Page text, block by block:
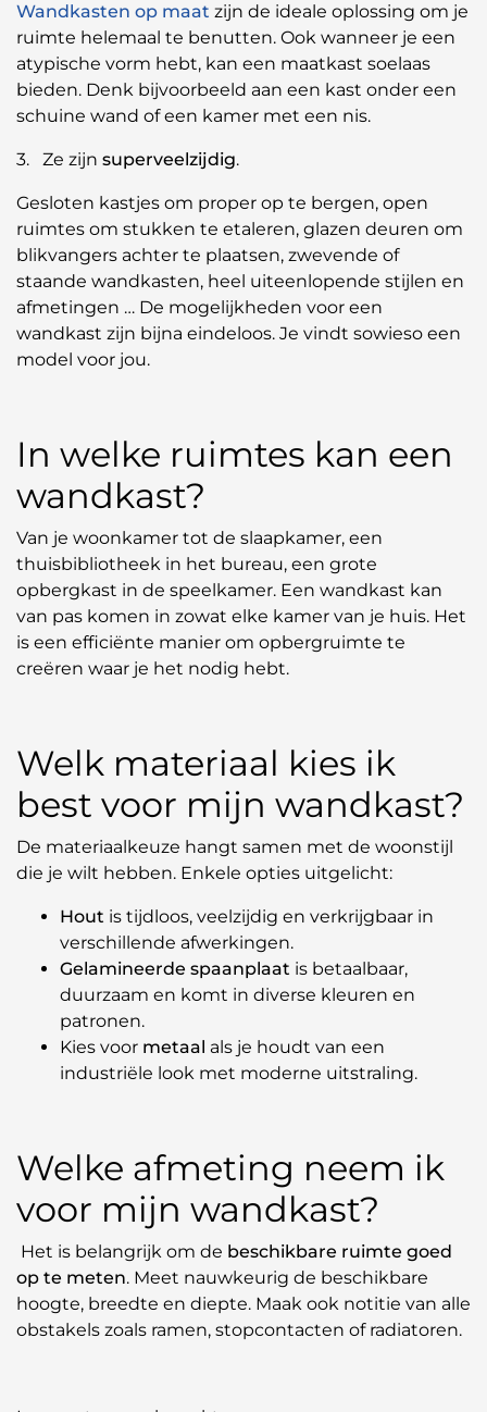
Wandkasten op maat zijn de ideale oplossing om je
ruimte helemaal te benutten. Ook wanneer je een
atypische vorm hebt, kan een maatkast soelaas
bieden. Denk bijvoorbeeld aan een kast onder een
schuine wand of een kamer met een nis.
3. Ze zijn superveelzijdig.
Gesloten kastjes om proper op te bergen, open
ruimtes om stukken te etaleren, glazen deuren om
blikvangers achter te plaatsen, zwevende of
staande wandkasten, heel uiteenlopende stijlen en
afmetingen … De mogelijkheden voor een
wandkast zijn bijna eindeloos. Je vindt sowieso een
model voor jou.
In welke ruimtes kan een
wandkast?
Van je woonkamer tot de slaapkamer, een
thuisbibliotheek in het bureau, een grote
opbergkast in de speelkamer. Een wandkast kan
van pas komen in zowat elke kamer van je huis. Het
is een efficiënte manier om opbergruimte te
creëren waar je het nodig hebt.
Welk materiaal kies ik
best voor mijn wandkast?
De materiaalkeuze hangt samen met de woonstijl
die je wilt hebben. Enkele opties uitgelicht:
Hout is tijdloos, veelzijdig en verkrijgbaar in
verschillende afwerkingen.
Gelamineerde spaanplaat is betaalbaar,
duurzaam en komt in diverse kleuren en
patronen.
Kies voor metaal als je houdt van een
industriële look met moderne uitstraling.
Welke afmeting neem ik
voor mijn wandkast?
Het is belangrijk om de beschikbare ruimte goed
op te meten. Meet nauwkeurig de beschikbare
hoogte, breedte en diepte. Maak ook notitie van alle
obstakels zoals ramen, stopcontacten of radiatoren.